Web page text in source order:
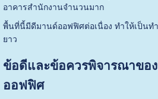
อาคารสำนักงานจำนวนมาก
พื้นที่นี้มีดีมานด์ออฟฟิศต่อเนื่อง ทำให้เป็นทำ
ยาว
ข้อดีและข้อควรพิจารณาของ
ออฟฟิศ